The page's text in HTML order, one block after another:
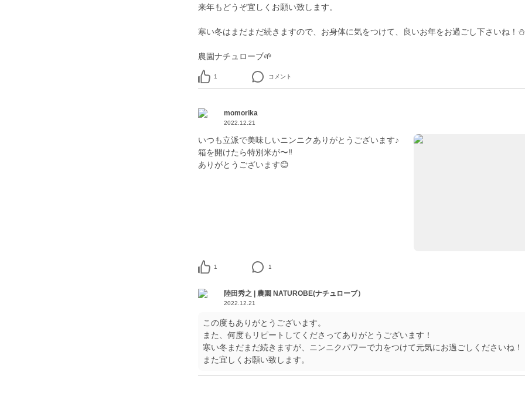
来年もどうぞ宜しくお願い致します。
寒い冬はまだまだ続きますので、お身体に気をつけて、良いお年をお過ごし下さいね！⛄
農園ナチュローブ🌱
1 コメント
momorika
2022.12.21
いつも立派で美味しいニンニクありがとうございます♪
箱を開けたら特別米が〜‼︎
ありがとうございます😊
1 1
陸田秀之 | 農園 NATUROBE(ナチュローブ）
2022.12.21
この度もありがとうございます。
また、何度もリピートしてくださってありがとうございます！
寒い冬まだまだ続きますが、ニンニクパワーで力をつけて元気にお過ごしくださいね！
また宜しくお願い致します。